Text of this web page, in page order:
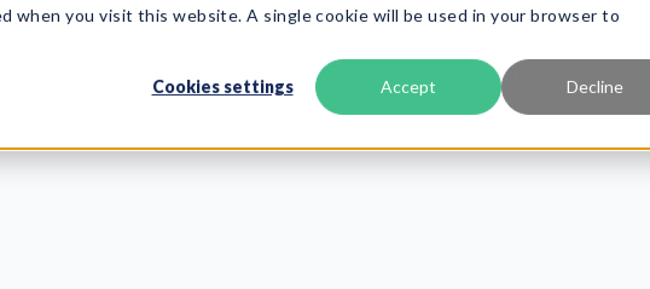
when you visit this website. A single cookie will be used in your browser to
Cookies settings Accept Decline
Services Ressourcen